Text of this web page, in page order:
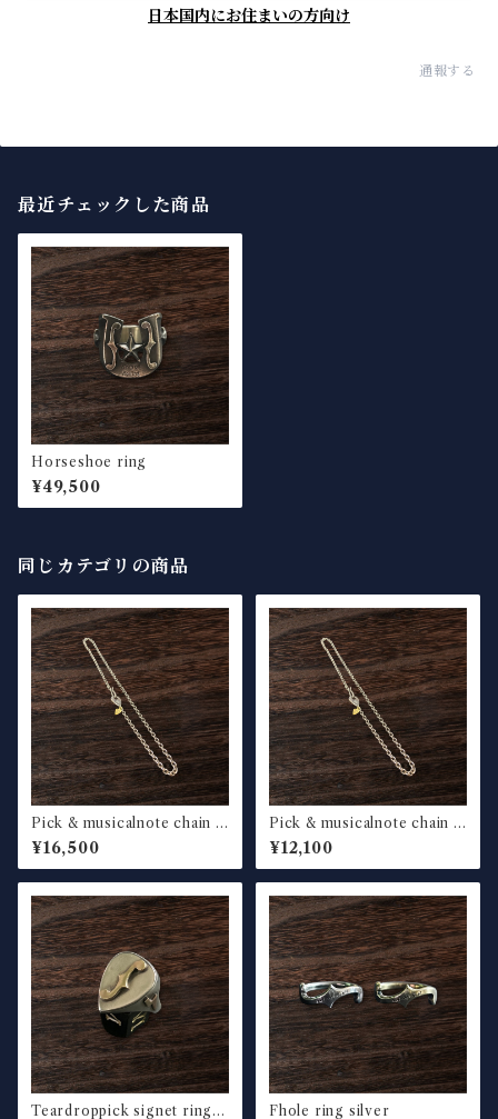
日本国内にお住まいの方向け
通報する
最近チェックした商品
Horseshoe ring
¥49,500
同じカテゴリの商品
Pick & musicalnote chain n
ecklace fat
¥16,500
Pick & musicalnote chain n
ecklace thin
¥12,100
Teardroppick signet ring f Fhole ring silver